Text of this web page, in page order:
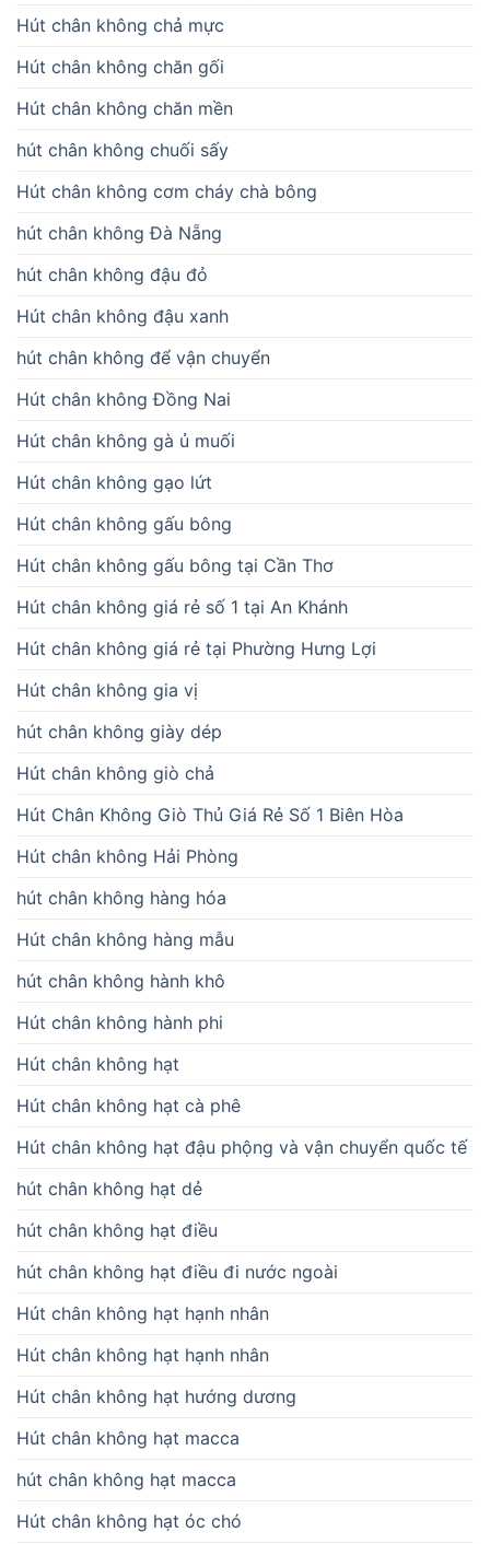
Hút chân không chả mực
Hút chân không chăn gối
Hút chân không chăn mền
hút chân không chuối sấy
Hút chân không cơm cháy chà bông
hút chân không Đà Nẵng
hút chân không đậu đỏ
Hút chân không đậu xanh
hút chân không để vận chuyển
Hút chân không Đồng Nai
Hút chân không gà ủ muối
Hút chân không gạo lứt
Hút chân không gấu bông
Hút chân không gấu bông tại Cần Thơ
Hút chân không giá rẻ số 1 tại An Khánh
Hút chân không giá rẻ tại Phường Hưng Lợi
Hút chân không gia vị
hút chân không giày dép
Hút chân không giò chả
Hút Chân Không Giò Thủ Giá Rẻ Số 1 Biên Hòa
Hút chân không Hải Phòng
hút chân không hàng hóa
Hút chân không hàng mẫu
hút chân không hành khô
Hút chân không hành phi
Hút chân không hạt
Hút chân không hạt cà phê
Hút chân không hạt đậu phộng và vận chuyển quốc tế
hút chân không hạt dẻ
hút chân không hạt điều
hút chân không hạt điều đi nước ngoài
Hút chân không hạt hạnh nhân
Hút chân không hạt hạnh nhân
Hút chân không hạt hướng dương
Hút chân không hạt macca
hút chân không hạt macca
Hút chân không hạt óc chó